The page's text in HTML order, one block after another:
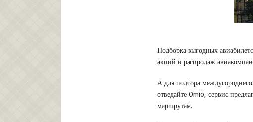
Подборка выгодных
акций и распродаж
А для подбора
отведайте Omio, сервис
маршрутам.